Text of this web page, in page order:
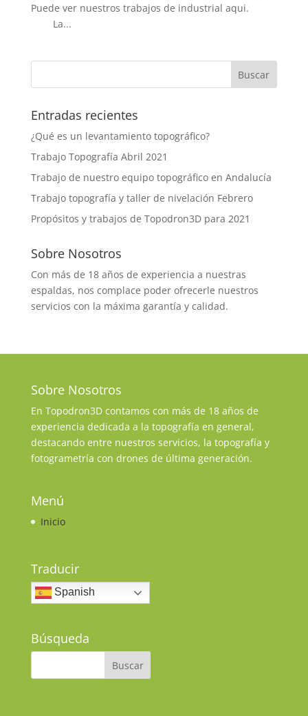
Puede ver nuestros trabajos de industrial aqui.
La...
Entradas recientes
¿Qué es un levantamiento topográfico?
Trabajo Topografía Abril 2021
Trabajo de nuestro equipo topográfico en Andalucía
Trabajo topografía y taller de nivelación Febrero
Propósitos y trabajos de Topodron3D para 2021
Sobre Nosotros
Con más de 18 años de experiencia a nuestras
espaldas, nos complace poder ofrecerle nuestros
servicios con la máxima garantía y calidad.
Sobre Nosotros
En Topodron3D contamos con más de 18 años de
experiencia dedicada a la topografía en general,
destacando entre nuestros servicios, la topografía y
fotogrametría con drones de última generación.
Menú
Inicio
Traducir
Spanish
Búsqueda